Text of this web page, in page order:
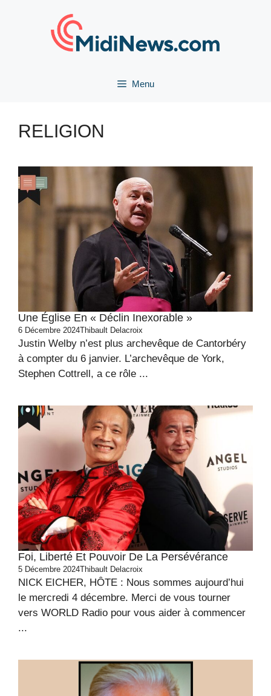
Menu
RELIGION
Une Église En « Déclin Inexorable »
6 Décembre 2024Thibault Delacroix
Justin Welby n’est plus archevêque de Cantorbéry
à compter du 6 janvier. L’archevêque de York,
Stephen Cottrell, a ce rôle ...
Foi, Liberté Et Pouvoir De La Persévérance
5 Décembre 2024Thibault Delacroix
NICK EICHER, HÔTE : Nous sommes aujourd’hui
le mercredi 4 décembre. Merci de vous tourner
vers WORLD Radio pour vous aider à commencer
...